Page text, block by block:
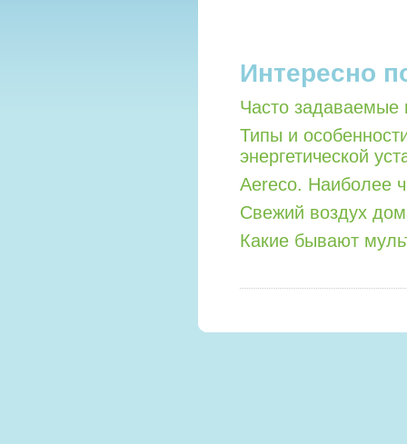
Интересно
Часто задаваемые
Типы и
энергетической
Aereco. Наиболее
Свежий воздух
Какие бывают